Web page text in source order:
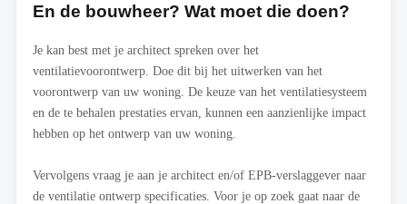
En de bouwheer? Wat moet die doen?
Je kan best met je architect spreken over het
ventilatievoorontwerp. Doe dit bij het uitwerken van het
voorontwerp van uw woning. De keuze van het ventilatiesysteem
en de te behalen prestaties ervan, kunnen een aanzienlijke impact
hebben op het ontwerp van uw woning.
Vervolgens vraag je aan je architect en/of EPB-verslaggever naar
de ventilatie ontwerp specificaties. Voor je op zoek gaat naar de